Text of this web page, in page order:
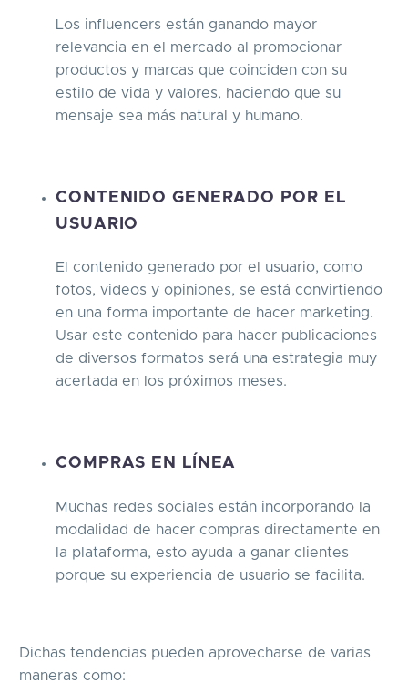
Los influencers están ganando mayor
relevancia en el mercado al promocionar
productos y marcas que coinciden con su
estilo de vida y valores, haciendo que su
mensaje sea más natural y humano.
CONTENIDO GENERADO POR EL
USUARIO
El contenido generado por el usuario, como
fotos, videos y opiniones, se está convirtiendo
en una forma importante de hacer marketing.
Usar este contenido para hacer publicaciones
de diversos formatos será una estrategia muy
acertada en los próximos meses.
COMPRAS EN LÍNEA
Muchas redes sociales están incorporando la
modalidad de hacer compras directamente en
la plataforma, esto ayuda a ganar clientes
porque su experiencia de usuario se facilita.
Dichas tendencias pueden aprovecharse de varias
maneras como: